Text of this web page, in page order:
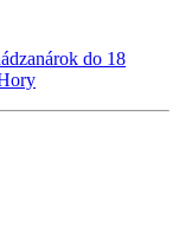
do 18